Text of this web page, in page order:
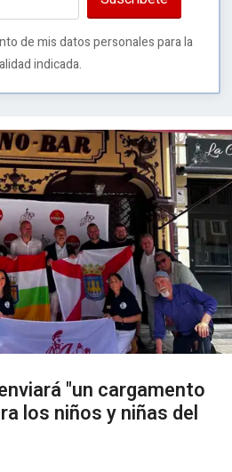
de mis datos personales para la
indicada.
"un cargamento
los niños y niñas del